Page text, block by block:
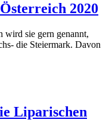
2020
wird sie gern genannt,
die Steiermark. Davon
Liparischen